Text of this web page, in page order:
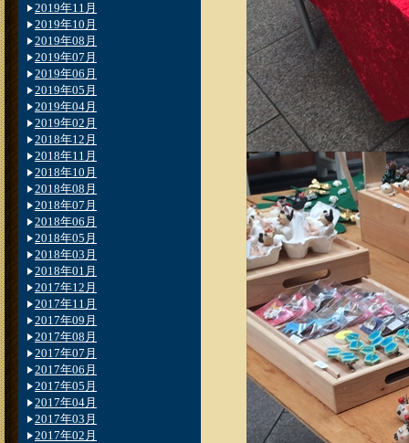
2019年11月
2019年10月
2019年08月
2019年07月
2019年06月
2019年05月
2019年04月
2019年02月
2018年12月
2018年11月
2018年10月
2018年08月
2018年07月
2018年06月
2018年05月
2018年03月
2018年01月
2017年12月
2017年11月
2017年09月
2017年08月
2017年07月
2017年06月
2017年05月
2017年04月
2017年03月
2017年02月